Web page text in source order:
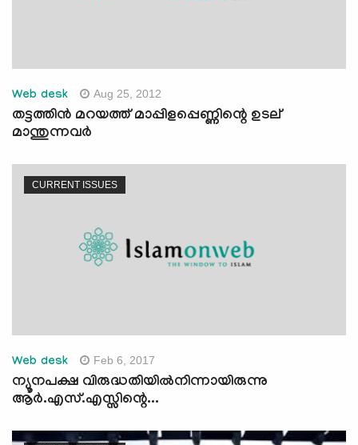
Web desk Aug 25, 2012
തട്ടത്തിന്‍ മറയത്ത് മാപ്പിളപ്പെണ്ണിന്റെ ഉടല്
മാന്തുന്നവര്‍
CURRENT ISSUES
Web desk Feb 6, 2017
ന്യൂനപക്ഷ വിരുദ്ധതിയില്‍നിന്നായിരുന്നു
ആര്‍.എസ്.എസ്സിന്റെ...